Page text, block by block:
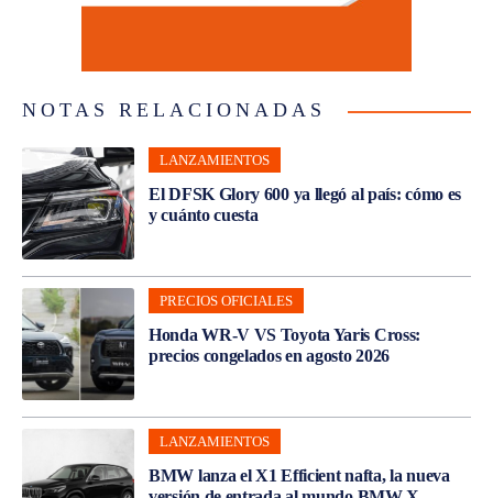
NOTAS RELACIONADAS
LANZAMIENTOS
El DFSK Glory 600 ya llegó al país: cómo es
y cuánto cuesta
PRECIOS OFICIALES
Honda WR-V VS Toyota Yaris Cross:
precios congelados en agosto 2026
LANZAMIENTOS
BMW lanza el X1 Efficient nafta, la nueva